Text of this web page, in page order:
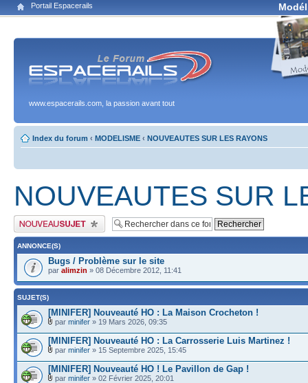
Portail Espacerails
www.espacerails.com, la passion avant tout
Index du forum ‹ MODELISME ‹ NOUVEAUTES SUR LES RAYONS
NOUVEAUTES SUR
Publier un nouveau sujet
ANNONCE(S)
Bugs / Problème sur le site
par alimzin » 08 Décembre 2012, 11:41
SUJET(S)
[MINIFER] Nouveauté HO : La Maison Crocheton !
par minifer » 19 Mars 2026, 09:35
[MINIFER] Nouveauté HO : La Carrosserie Luis Martinez !
par minifer » 15 Septembre 2025, 15:45
[MINIFER] Nouveauté HO ! Le Pavillon de Gap !
par minifer » 02 Février 2025, 20:01